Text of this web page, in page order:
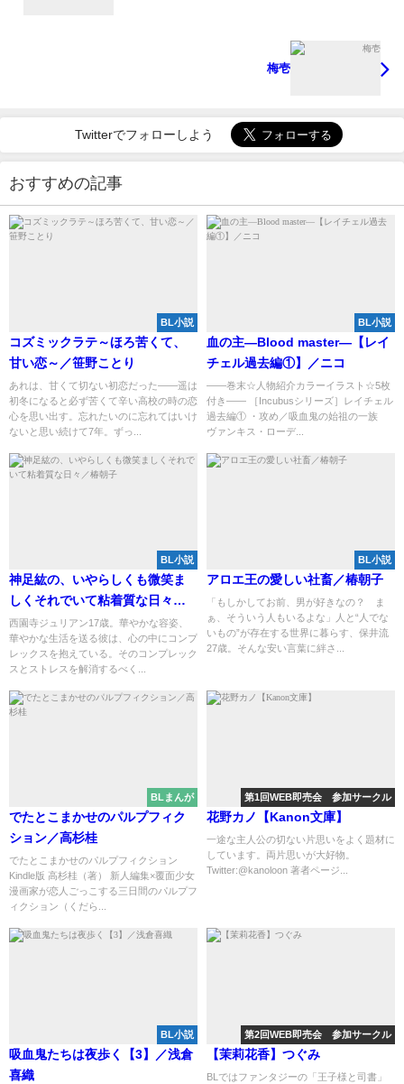
梅壱
Twitterでフォローしよう
おすすめの記事
BL小説
コズミックラテ～ほろ苦くて、
甘い恋～／笹野ことり
あれは、甘くて切ない初恋だった――遥は
初冬になると必ず苦くて辛い高校の時の恋
心を思い出す。忘れたいのに忘れてはいけ
ないと思い続けて7年。ずっ...
BL小説
血の主―Blood master―【レイ
チェル過去編①】／ニコ
――巻末☆人物紹介カラーイラスト☆5枚
付き―― ［Incubusシリーズ］レイチェル
過去編① ・攻め／吸血鬼の始祖の一族
ヴァンキス・ローデ...
BL小説
神足紘の、いやらしくも微笑ま
しくそれでいて粘着質な日々／
椿朝子
西園寺ジュリアン17歳。華やかな容姿、
華やかな生活を送る彼は、心の中にコンプ
レックスを抱えている。そのコンプレック
スとストレスを解消するべく...
BL小説
アロエ王の愛しい社畜／椿朝子
「もしかしてお前、男が好きなの？ ま
ぁ、そういう人もいるよな」人と“人でな
いもの”が存在する世界に暮らす、保井流
27歳。そんな安い言葉に絆さ...
BLまんが
でたとこまかせのパルプフィク
ション／高杉桂
でたとこまかせのパルプフィクション
Kindle版 高杉桂（著） 新人編集×覆面少女
漫画家が恋人ごっこする三日間のパルプフ
ィクション（くだら...
第1回WEB即売会 参加サークル
花野カノ【Kanon文庫】
一途な主人公の切ない片思いをよく題材に
しています。両片思いが大好物。
Twitter:@kanoloon 著者ページ...
BL小説
吸血鬼たちは夜歩く【3】／浅倉
喜織
第2回WEB即売会 参加サークル
【茉莉花香】つぐみ
BLではファンタジーの「王子様と司書」